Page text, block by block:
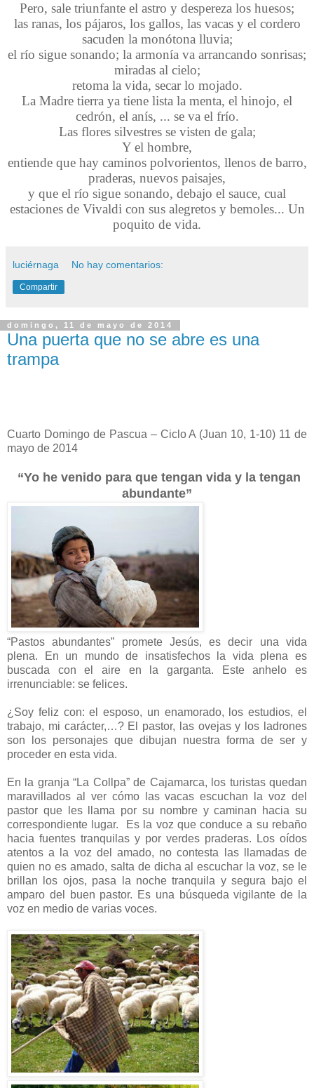
Pero, sale triunfante el astro y despereza los huesos;
las ranas, los pájaros, los gallos, las vacas y el cordero
sacuden la monótona lluvia;
el río sigue sonando; la armonía va arrancando sonrisas;
miradas al cielo;
retoma la vida, secar lo mojado.
La Madre tierra ya tiene lista la menta, el hinojo, el
cedrón, el anís, ... se va el frío.
Las flores silvestres se visten de gala;
Y el hombre,
entiende que hay caminos polvorientos, llenos de barro,
praderas, nuevos paisajes,
y que el río sigue sonando, debajo el sauce, cual
estaciones de Vivaldi con sus alegretos y bemoles... Un
poquito de vida.
luciérnaga No hay comentarios:
Compartir
domingo, 11 de mayo de 2014
Una puerta que no se abre es una
trampa
Cuarto Domingo de Pascua – Ciclo A (Juan 10, 1-10) 11 de
mayo de 2014
“Yo he venido para que tengan vida y la tengan
abundante”
“Pastos abundantes” promete Jesús, es decir una vida
plena. En un mundo de insatisfechos la vida plena es
buscada con el aire en la garganta. Este anhelo es
irrenunciable: se felices.
¿Soy feliz con: el esposo, un enamorado, los estudios, el
trabajo, mi carácter,…? El pastor, las ovejas y los ladrones
son los personajes que dibujan nuestra forma de ser y
proceder en esta vida.
En la granja “La Collpa” de Cajamarca, los turistas quedan
maravillados al ver cómo las vacas escuchan la voz del
pastor que les llama por su nombre y caminan hacia su
correspondiente lugar.
Es la voz que conduce a su rebaño
hacia fuentes tranquilas y por verdes praderas. Los oídos
atentos a la voz del amado, no contesta las llamadas de
quien no es amado, salta de dicha al escuchar la voz, se le
brillan los ojos, pasa la noche tranquila y segura bajo el
amparo del buen pastor. Es una búsqueda vigilante de la
voz en medio de varias voces.